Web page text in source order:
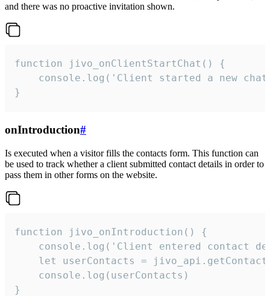
and there was no proactive invitation shown.
function jivo_onClientStartChat() {
console.log('Client started a new
}
onIntroduction#
Is executed when a visitor fills the contacts form. This function can
be used to track whether a client submitted contact details in order to
pass them in other forms on the website.
function jivo_onIntroduction() {
console.log('Client entered contact
let userContacts =
    console.log(userContacts)
}